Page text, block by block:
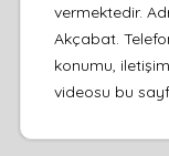
vermektedir.
Akçabat.
konumu,
videosu bu